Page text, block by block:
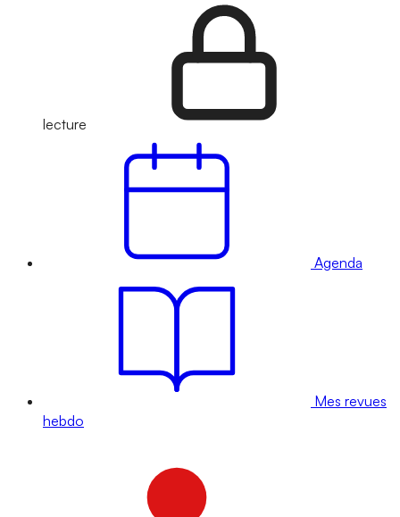
lecture
Agenda
Mes revues
hebdo